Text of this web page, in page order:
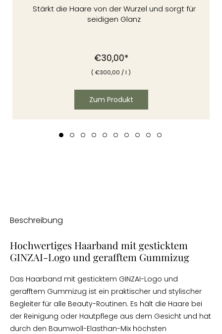
Stärkt die Haare von der Wurzel und sorgt für
seidigen Glanz
Normaler
Preis
€30,00*
(€300,00 / l )
Zum Produkt
Beschreibung
Hochwertiges Haarband mit gesticktem
GINZAI-Logo und gerafftem Gummizug
Das Haarband mit gesticktem GINZAI-Logo und
gerafftem Gummizug ist ein praktischer und stylischer
Begleiter für alle Beauty-Routinen. Es hält die Haare bei
der Reinigung oder Hautpflege aus dem Gesicht und hat
durch den Baumwoll-Elasthan-Mix höchsten